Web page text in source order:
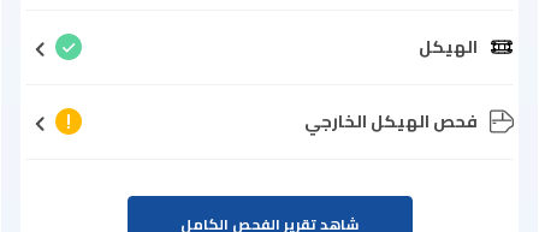
الهيكل
فحص الهيكل الخارجي
شاهد تقرير الفحص الكامل